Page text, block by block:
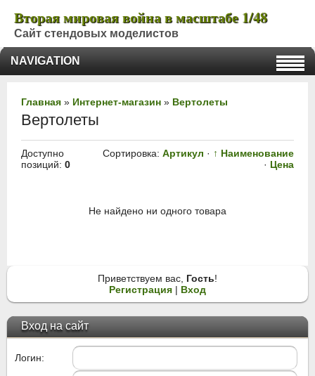
Вторая мировая война в масштабе 1/48
Сайт стендовых моделистов
NAVIGATION
Главная » Интернет-магазин » Вертолеты
Вертолеты
Доступно
позиций: 0
Сортировка: Артикул · ↑ Наименование
· Цена
Не найдено ни одного товара
Приветствуем вас Гость!
Регистрация | Вход
Вход на сайт
Логин: